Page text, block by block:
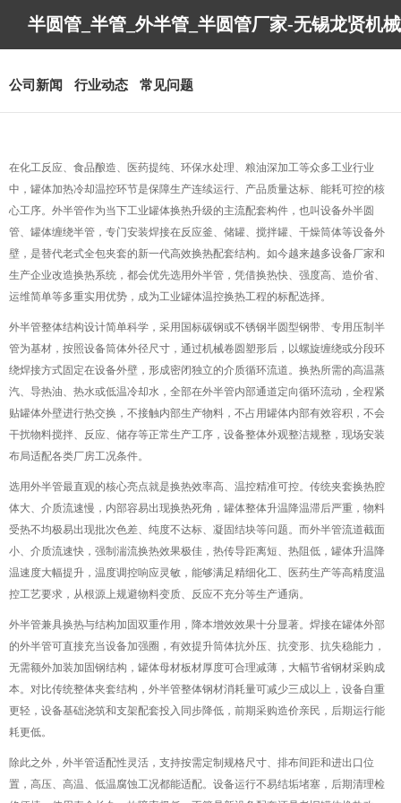
半圆管_半管_外半管_半圆管厂家-无锡龙贤机械
制造有限公司
公司新闻 行业动态 常见问题
在化工反应、食品酿造、医药提纯、环保水处理、粮油深加工等众多工业行业
中，罐体加热冷却温控环节是保障生产连续运行、产品质量达标、能耗可控的核
心工序。外半管作为当下工业罐体换热升级的主流配套构件，也叫设备外半圆
管、罐体缠绕半管，专门安装焊接在反应釜、储罐、搅拌罐、干燥筒体等设备外
壁，是替代老式全包夹套的新一代高效换热配套结构。如今越来越多设备厂家和
生产企业改造换热系统，都会优先选用外半管，凭借换热快、强度高、造价省、
运维简单等多重实用优势，成为工业罐体温控换热工程的标配选择。
外半管整体结构设计简单科学，采用国标碳钢或不锈钢半圆型钢带、专用压制半
管为基材，按照设备筒体外径尺寸，通过机械卷圆塑形后，以螺旋缠绕或分段环
绕焊接方式固定在设备外壁，形成密闭独立的介质循环流道。换热所需的高温蒸
汽、导热油、热水或低温冷却水，全部在外半管内部通道定向循环流动，全程紧
贴罐体外壁进行热交换，不接触内部生产物料，不占用罐体内部有效容积，不会
干扰物料搅拌、反应、储存等正常生产工序，设备整体外观整洁规整，现场安装
布局适配各类厂房工况条件。
选用外半管最直观的核心亮点就是换热效率高、温控精准可控。传统夹套换热腔
体大、介质流速慢，内部容易出现换热死角，罐体整体升温降温滞后严重，物料
受热不均极易出现批次色差、纯度不达标、凝固结块等问题。而外半管流道截面
小、介质流速快，强制湍流换热效果极佳，热传导距离短、热阻低，罐体升温降
温速度大幅提升，温度调控响应灵敏，能够满足精细化工、医药生产等高精度温
控工艺要求，从根源上规避物料变质、反应不充分等生产通病。
外半管兼具换热与结构加固双重作用，降本增效效果十分显著。焊接在罐体外部
的外半管可直接充当设备加强圈，有效提升筒体抗外压、抗变形、抗失稳能力，
无需额外加装加固钢结构，罐体母材板材厚度可合理减薄，大幅节省钢材采购成
本。对比传统整体夹套结构，外半管整体钢材消耗量可减少三成以上，设备自重
更轻，设备基础浇筑和支架配套投入同步降低，前期采购造价亲民，后期运行能
耗更低。
除此之外，外半管适配性灵活，支持按需定制规格尺寸、排布间距和进出口位
置，高压、高温、低温腐蚀工况都能适配。设备运行不易结垢堵塞，后期清理检